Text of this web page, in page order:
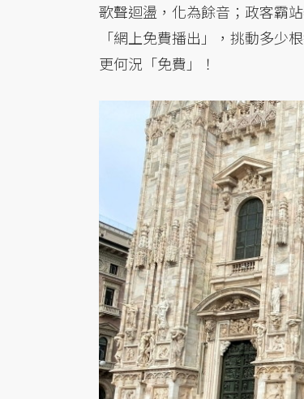
歌聲迴盪，化為餘音；政客霸
「網上免費播出」，挑動多少
更何況「免費」！